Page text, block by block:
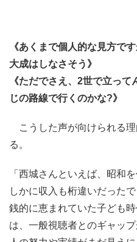
《あくまで個人的な見方
大成はしなさそう》
《ただでさえ、2世で立っ
じの路線で行くのかな?》
こうした声が向けられる
る。
「西城さんといえば、昭和
しかに収入も桁違いだった
銭的に恵まれていた子ども
は、一般視聴者とのギャッ